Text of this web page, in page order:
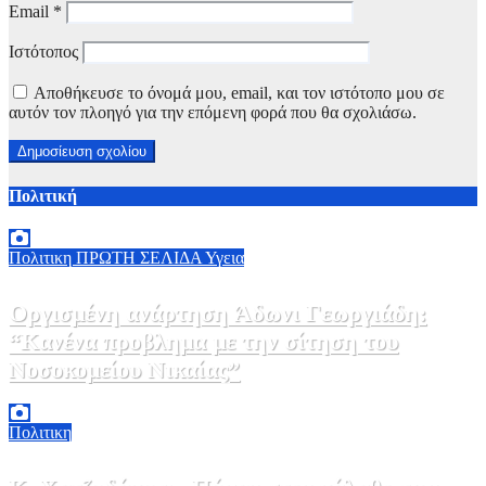
Email *
Ιστότοπος
Αποθήκευσε το όνομά μου, email, και τον ιστότοπο μου σε
αυτόν τον πλοηγό για την επόμενη φορά που θα σχολιάσω.
Πολιτική
Πολιτικη ΠΡΩΤΗ ΣΕΛΙΔΑ Υγεια
Οργισμένη ανάρτηση Άδωνι Γεωργιάδη:
“Κανένα προβλημα με την σίτηση του
Νοσοκομείου Νικαίας”
Πολιτικη